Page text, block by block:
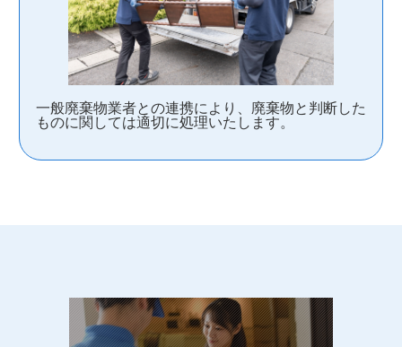
一般廃棄物業者との連携により、廃棄物と判断した
ものに関しては適切に処理いたします。